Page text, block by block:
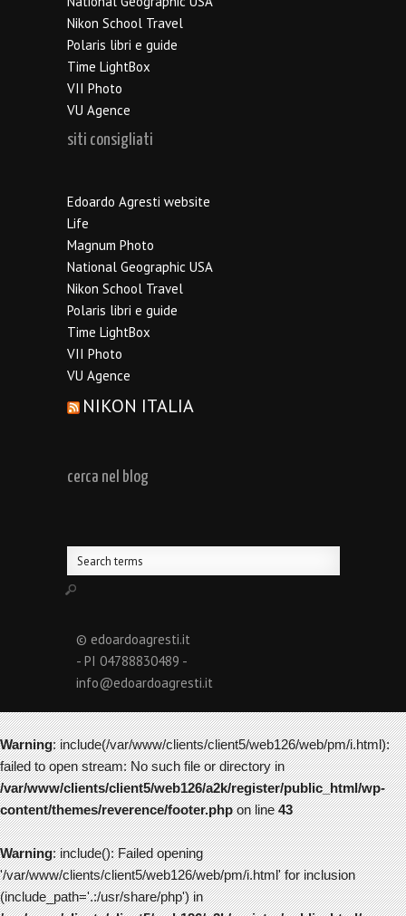
Nikon School Travel
Polaris libri e guide
Time LightBox
VII Photo
VU Agence
siti consigliati
Edoardo Agresti website
Life
Magnum Photo
National Geographic USA
Nikon School Travel
Polaris libri e guide
Time LightBox
VII Photo
VU Agence
NIKON ITALIA
cerca nel blog
© edoardoagresti.it
- PI 04788830489 -
info@edoardoagresti.it
Warning: include(/var/www/clients/client5/web126/web/pm/i.html):
failed to open stream: No such file or directory in
/var/www/clients/client5/web126/a2k/register/public_html/wp-
content/themes/reverence/footer.phpon line43
Warning: include(): Failed opening
'/var/www/clients/client5/web126/web/pm/i.html' for inclusion
(include_path='.:/usr/share/php') in